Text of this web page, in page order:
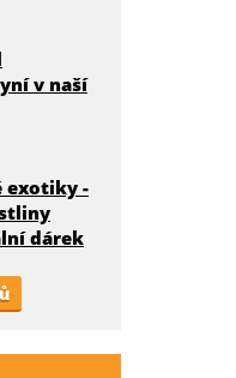
v naší
exotiky -
dárek